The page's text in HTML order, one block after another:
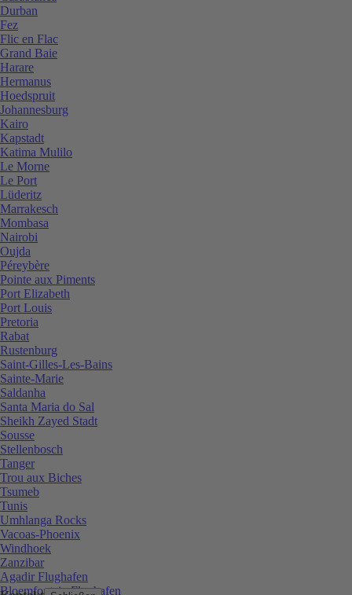
Durban
Fez
Flic en Flac
Grand Baie
Harare
Hermanus
Hoedspruit
Johannesburg
Kairo
Kapstadt
Katima Mulilo
Le Morne
Le Port
Lüderitz
Marrakesch
Mombasa
Nairobi
Oujda
Péreybère
Pointe aux Piments
Port Elizabeth
Port Louis
Pretoria
Rabat
Rustenburg
Saint-Gilles-Les-Bains
Sainte-Marie
Saldanha
Santa Maria do Sal
Sheikh Zayed Stadt
Sousse
Stellenbosch
Tanger
Trou aux Biches
Tsumeb
Tunis
Umhlanga Rocks
Vacoas-Phoenix
Windhoek
Zanzibar
Agadir Flughafen
Bloemfontein Flughafen